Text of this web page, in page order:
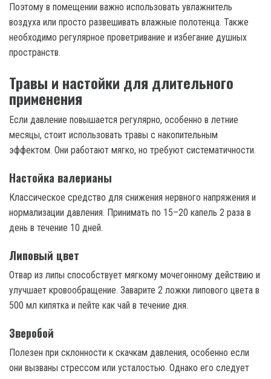
Поэтому в помещении важно использовать увлажнитель
воздуха или просто развешивать влажные полотенца. Также
необходимо регулярное проветривание и избегание душных
пространств.
Травы и настойки для длительного
применения
Если давление повышается регулярно, особенно в летние
месяцы, стоит использовать травы с накопительным
эффектом. Они работают мягко, но требуют систематичности.
Настойка валерианы
Классическое средство для снижения нервного напряжения и
нормализации давления. Принимать по 15–20 капель 2 раза в
день в течение 10 дней.
Липовый цвет
Отвар из липы способствует мягкому мочегонному действию и
улучшает кровообращение. Заварите 2 ложки липового цвета в
500 мл кипятка и пейте как чай в течение дня.
Зверобой
Полезен при склонности к скачкам давления, особенно если
они вызваны стрессом или усталостью. Однако его следует